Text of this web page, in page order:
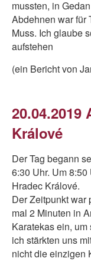
mussten, in
Abdehnen war für
Muss. Ich glaube
aufstehen
(ein Bericht von
Králové
Der Tag begann
6:30 Uhr. Um
Hradec Králové.
Der Zeitpunkt war
mal 2 Minuten in
Karatekas ein,
ich stärkten uns
nicht die einzigen